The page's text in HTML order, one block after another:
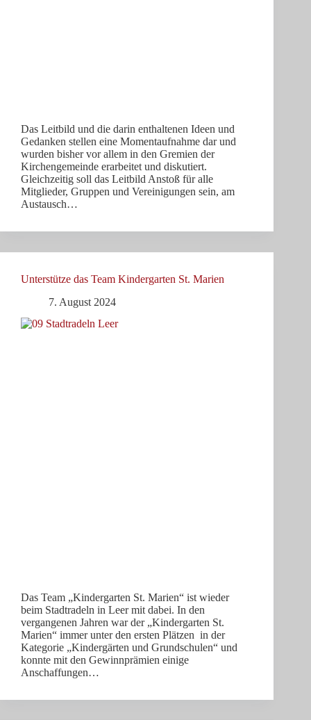
Das Leitbild und die darin enthaltenen Ideen und
Gedanken stellen eine Moment­aufnahme dar und
wurden bisher vor allem in den Gremien der
Kirchengemeinde erarbeitet und diskutiert.
Gleichzeitig soll das Leitbild Anstoß für alle
Mitglieder, Gruppen und Vereinigungen sein, am
Austausch…
Unterstütze das Team Kindergarten St. Marien
7. August 2024
Das Team „Kindergarten St. Marien“ ist wieder
beim Stadtradeln in Leer mit dabei. In den
vergangenen Jahren war der „Kindergarten St.
Marien“ immer unter den ersten Plätzen in der
Kategorie „Kindergärten und Grundschulen“ und
konnte mit den Gewinnprämien einige
Anschaffungen…